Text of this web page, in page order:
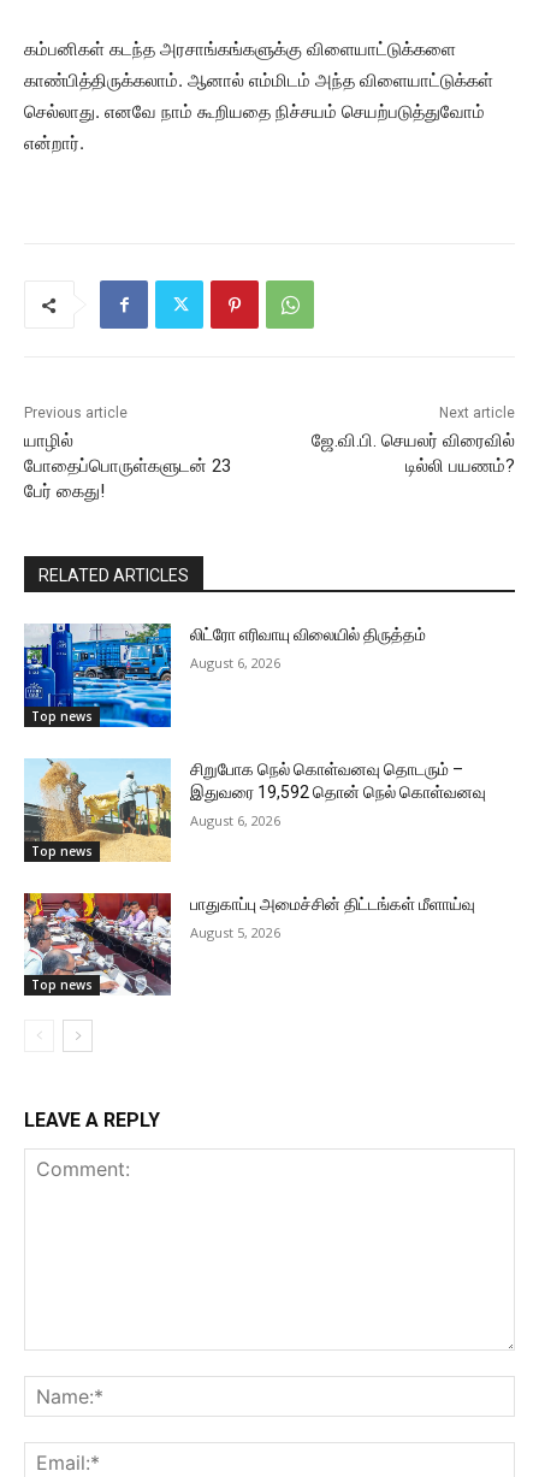
கம்பனிகள் கடந்த அரசாங்கங்களுக்கு விளையாட்டுக்களை
காண்பித்திருக்கலாம். ஆனால் எம்மிடம் அந்த விளையாட்டுக்கள்
செல்லாது. எனவே நாம் கூறியதை நிச்சயம் செயற்படுத்துவோம்
என்றார்.
Previous article
யாழில்
போதைப்பொருள்களுடன் 23
பேர் கைது!
Next article
ஜே.வி.பி. செயலர் விரைவில்
டில்லி பயணம்?
RELATED ARTICLES
Top news
லிட்ரோ எரிவாயு விலையில் திருத்தம்
August 6, 2026
Top news
சிறுபோக நெல் கொள்வனவு தொடரும் –
இதுவரை 19,592 தொன் நெல் கொள்வனவு
August 6, 2026
Top news
பாதுகாப்பு அமைச்சின் திட்டங்கள் மீளாய்வு
August 5, 2026
LEAVE A REPLY